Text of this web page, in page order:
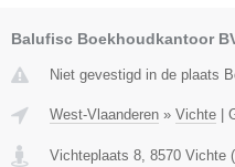
Balufisc Boekhoudkantoor
Niet gevestigd in de plaats
West-Vlaanderen » Vichte |
Vichteplaats 8 8570 Vichte (